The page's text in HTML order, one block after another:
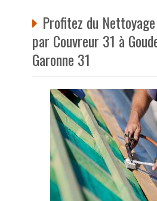
Profitez du
par Couvreur 31 à
Garonne 31